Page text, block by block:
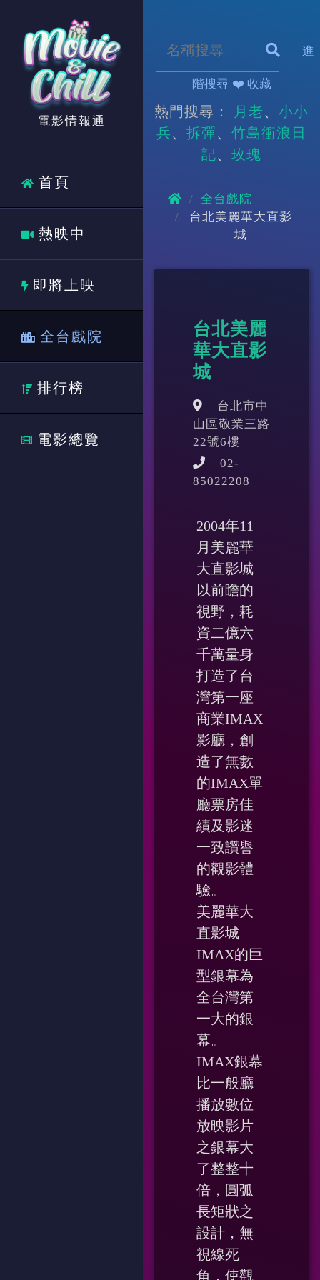
電影情報通
首頁
熱映中
即將上映
全台戲院
排行榜
電影總覽
進
階搜尋 ❤️ 收藏
熱門搜尋： 月老
小小
兵
拆彈
竹島衝浪日
記
玫瑰
全台戲院
台北美麗華大直影
城
台北美麗
華大直影
城
台北市中
山區敬業三路
22號6樓
02-
85022208
2004年11
月美麗華
大直影城
以前瞻的
視野，耗
資二億六
千萬量身
打造了台
灣第一座
商業IMAX
影廳，創
造了無數
的IMAX單
廳票房佳
績及影迷
一致讚譽
的觀影體
驗。
美麗華大
直影城
IMAX的巨
型銀幕為
全台灣第
一大的銀
幕。
IMAX銀幕
比一般廳
播放數位
放映影片
之銀幕大
了整整十
倍，圓弧
長矩狀之
設計，無
視線死
角，使觀